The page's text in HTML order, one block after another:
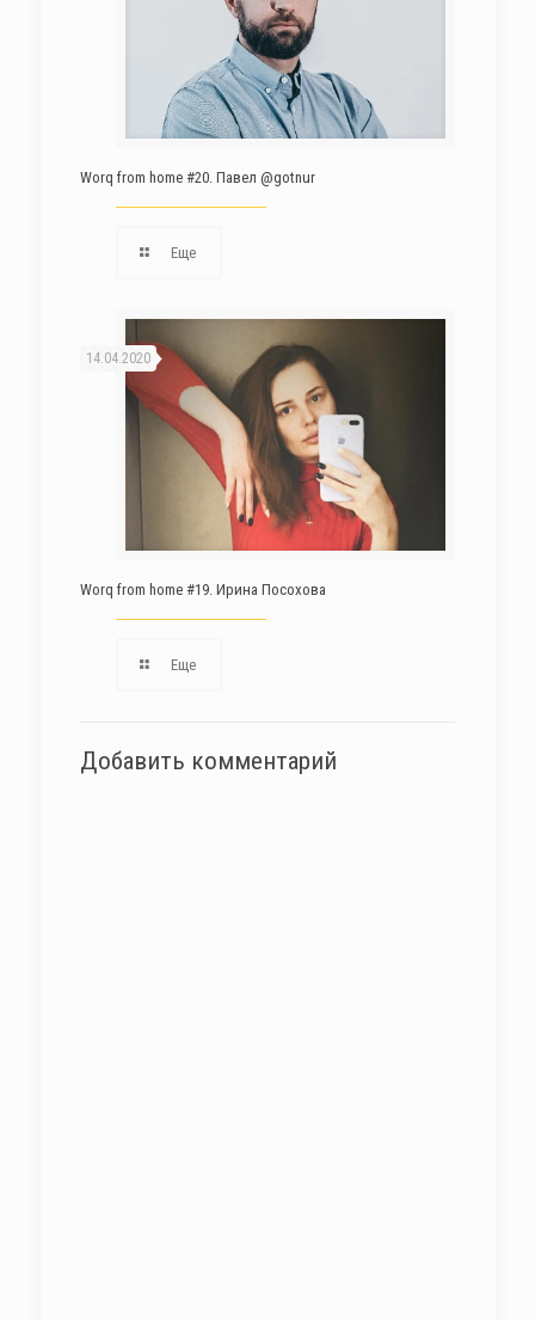
Worq from home #20. Павел @gotnur
Еще
14.04.2020
Worq from home #19. Ирина Посохова
Еще
Добавить комментарий